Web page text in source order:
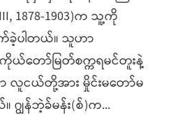
1878-1903)က သူ့ကို
ခဲ့ပါတယ်။ သူဟာ
ယ်တော်မြတ်စက္ကရမင်တူးနဲ့
လူငယ်တို့အား မှိုင်းမတော်မ
ဂျွန်ဘဲ့ခ်မန်း(စ်)က...